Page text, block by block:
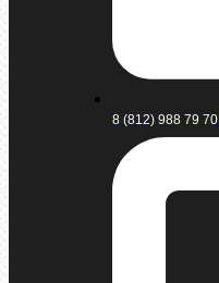
8 (812) 988 79 70